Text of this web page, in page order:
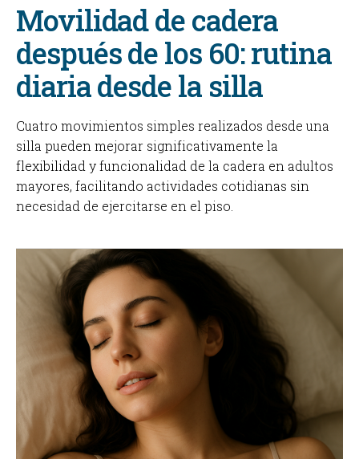
Movilidad de cadera
después de los 60: rutina
diaria desde la silla
Cuatro movimientos simples realizados desde una
silla pueden mejorar significativamente la
flexibilidad y funcionalidad de la cadera en adultos
mayores, facilitando actividades cotidianas sin
necesidad de ejercitarse en el piso.